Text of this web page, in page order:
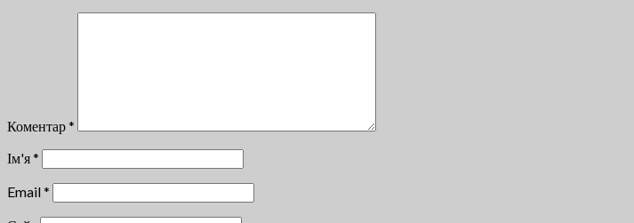
Коментар*
Ім'я*
Email*